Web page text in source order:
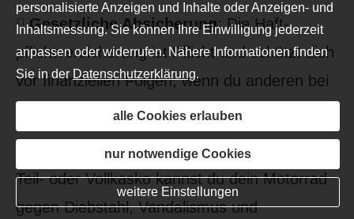
Gesetzliche Absicherung: Die Haft­
pflichtversicherung ist Pflicht und schützt dich
vor finanziellen Folgen, wenn du anderen bei
einem Unfall Schäden zufügst.
Schutz für dein eigenes Bike: Mit einer
Teil- oder Vollkasko kannst du dein Motorrad
gegen Diebstahl, Vandalismus und
personalisierte Anzeigen und Inhalte oder Anzeigen- und
Inhaltsmessung. Sie können Ihre Einwilligung jederzeit
anpassen oder widerrufen. Nähere Informationen finden
Sie in der Datenschutzerklärung.
alle Cookies erlauben
nur notwendige Cookies
weitere Einstellungen